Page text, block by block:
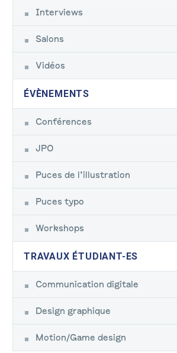
Interviews
Salons
Vidéos
ÉVÈNEMENTS
Conférences
JPO
Puces de l’illustration
Puces typo
Workshops
TRAVAUX ÉTUDIANT-ES
Communication digitale
Design graphique
Motion/Game design